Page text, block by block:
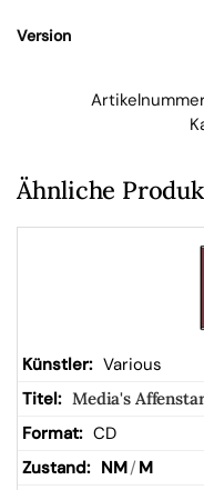
b
Version
Ähnliche
Various
Media's
CD
NM/ M